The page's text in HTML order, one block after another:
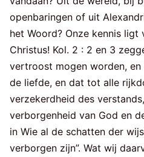
openbaringen of uit
het Woord? Onze kennis ligt
Christus! Kol. 2 : 2 en 3
vertroost mogen worden,
de liefde, en dat tot alle
verzekerdheid des
verborgenheid van God en
in Wie al de schatten der
verborgen zijn”. Wat wij